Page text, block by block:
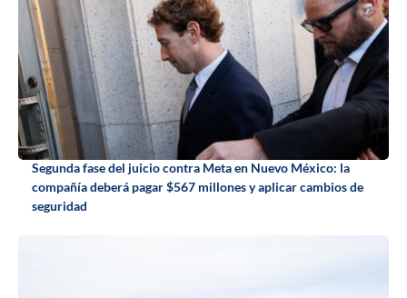
Segunda fase del juicio contra Meta en Nuevo México: la
compañía deberá pagar $567 millones y aplicar cambios de
seguridad